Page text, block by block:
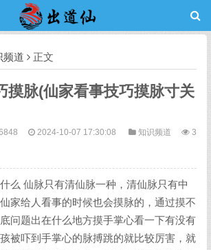
频道 正文
摸脉(仙家看事技巧摸脉寸关
2024-10-07 17:30:08 知识频道
3
么 仙脉只有清仙脉一种，清仙脉只有中
家给人看事的时候也会摸脉的，通过摸不
问题出在什么地方摸手掌心看一下有没有
被吓到手掌心的脉搏跳的就比较厉害，就